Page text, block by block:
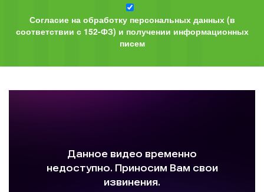
Согласие на обработку персональных данных (в
соответствии с 152-ФЗ) и получении информационных
писем